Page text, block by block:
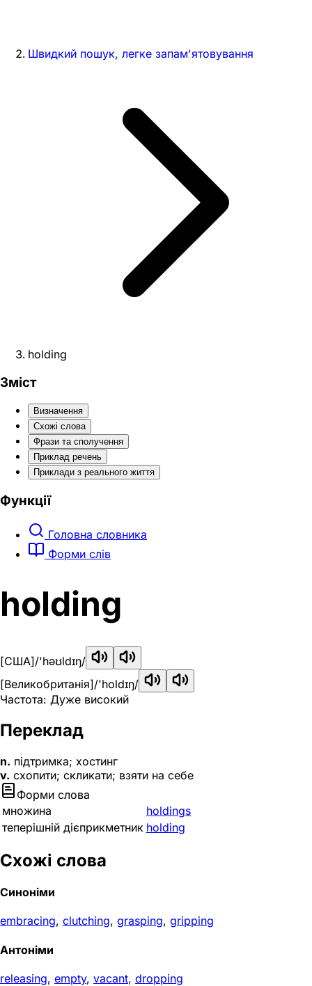
Швидкий пошук, легке запам'ятовування
holding
Зміст
Визначення
Схожі слова
Фрази та сполучення
Приклад речень
Приклади з реального життя
Функції
Головна словника
Форми слів
holding
[США]/'həʊldɪŋ/
[Великобританія]/'holdɪŋ/
Частота: Дуже високий
Переклад
n. підтримка; хостинг
v. схопити; скликати; взяти на себе
Форми слова
множина
holdings
теперішній дієприкметник holding
Схожі слова
Синоніми
embracing, clutching, grasping, gripping
Антоніми
releasing, empty, vacant, dropping